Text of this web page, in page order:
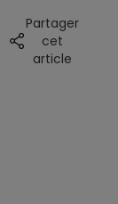
Partager
cet
article